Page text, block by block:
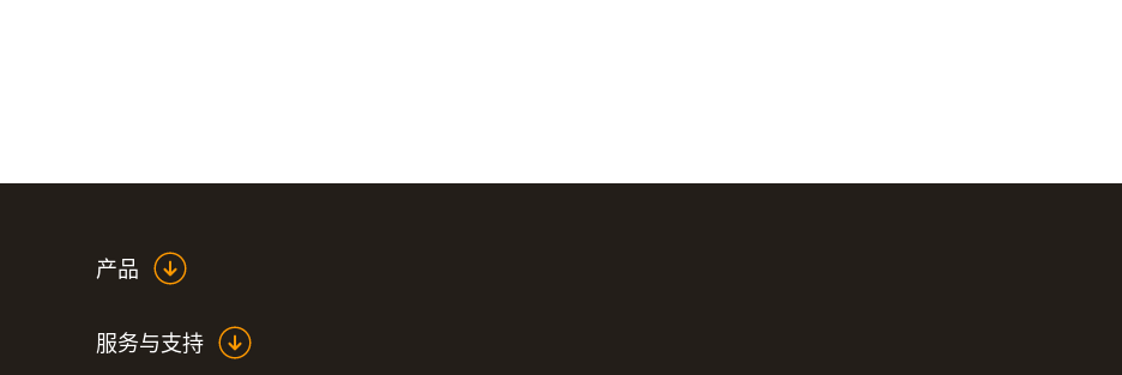
产品
服务与支持